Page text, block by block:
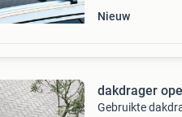
Nieuw
dakdrager
Gebruikte